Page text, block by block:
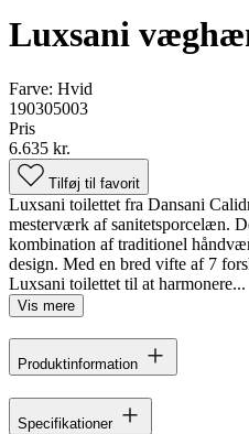
Luxsani
Farve: Hvid
190305003
Pris
6.635 kr.
Tilføj til favorit
Luxsani toilettet fra Dansani
mesterværk af sanitetsporcelæn.
kombination af traditionel
design. Med en bred vifte af 7
Luxsani toilettet til at harmonere...
Vis mere
Produktinformation
Specifikationer